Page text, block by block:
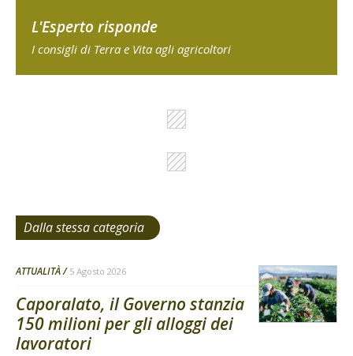
L'Esperto risponde
I consigli di Terra e Vita agli agricoltori
Dalla stessa categoria
ATTUALITÀ 5 Agosto 2026
Caporalato, il Governo stanzia
150 milioni per gli alloggi dei
lavoratori